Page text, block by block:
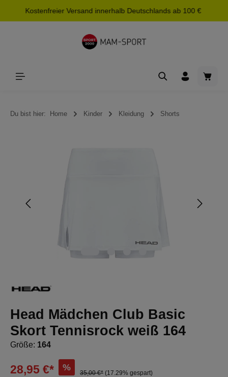
springen
Kostenfreier Versand innerhalb Deutschlands ab 100 €
Du bist hier: Home Kinder Kleidung Shorts
Head Mädchen Club Basic
Skort Tennisrock weiß 164
Größe: 164
28,95 €* %
35,00 €* (17.29% gespart)